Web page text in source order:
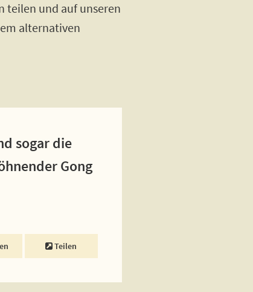
teilen und auf unseren
alternativen
sogar die
Gong
Teilen